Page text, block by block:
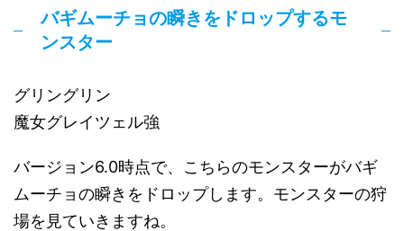
バギムーチョの瞬きをドロップするモ
ンスター
グリングリン
魔女グレイツェル強
バージョン6.0時点で、こちらのモンスターがバギ
ムーチョの瞬きをドロップします。モンスターの狩
場を見ていきますね。